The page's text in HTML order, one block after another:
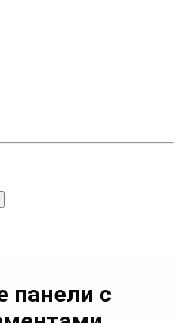
панели с